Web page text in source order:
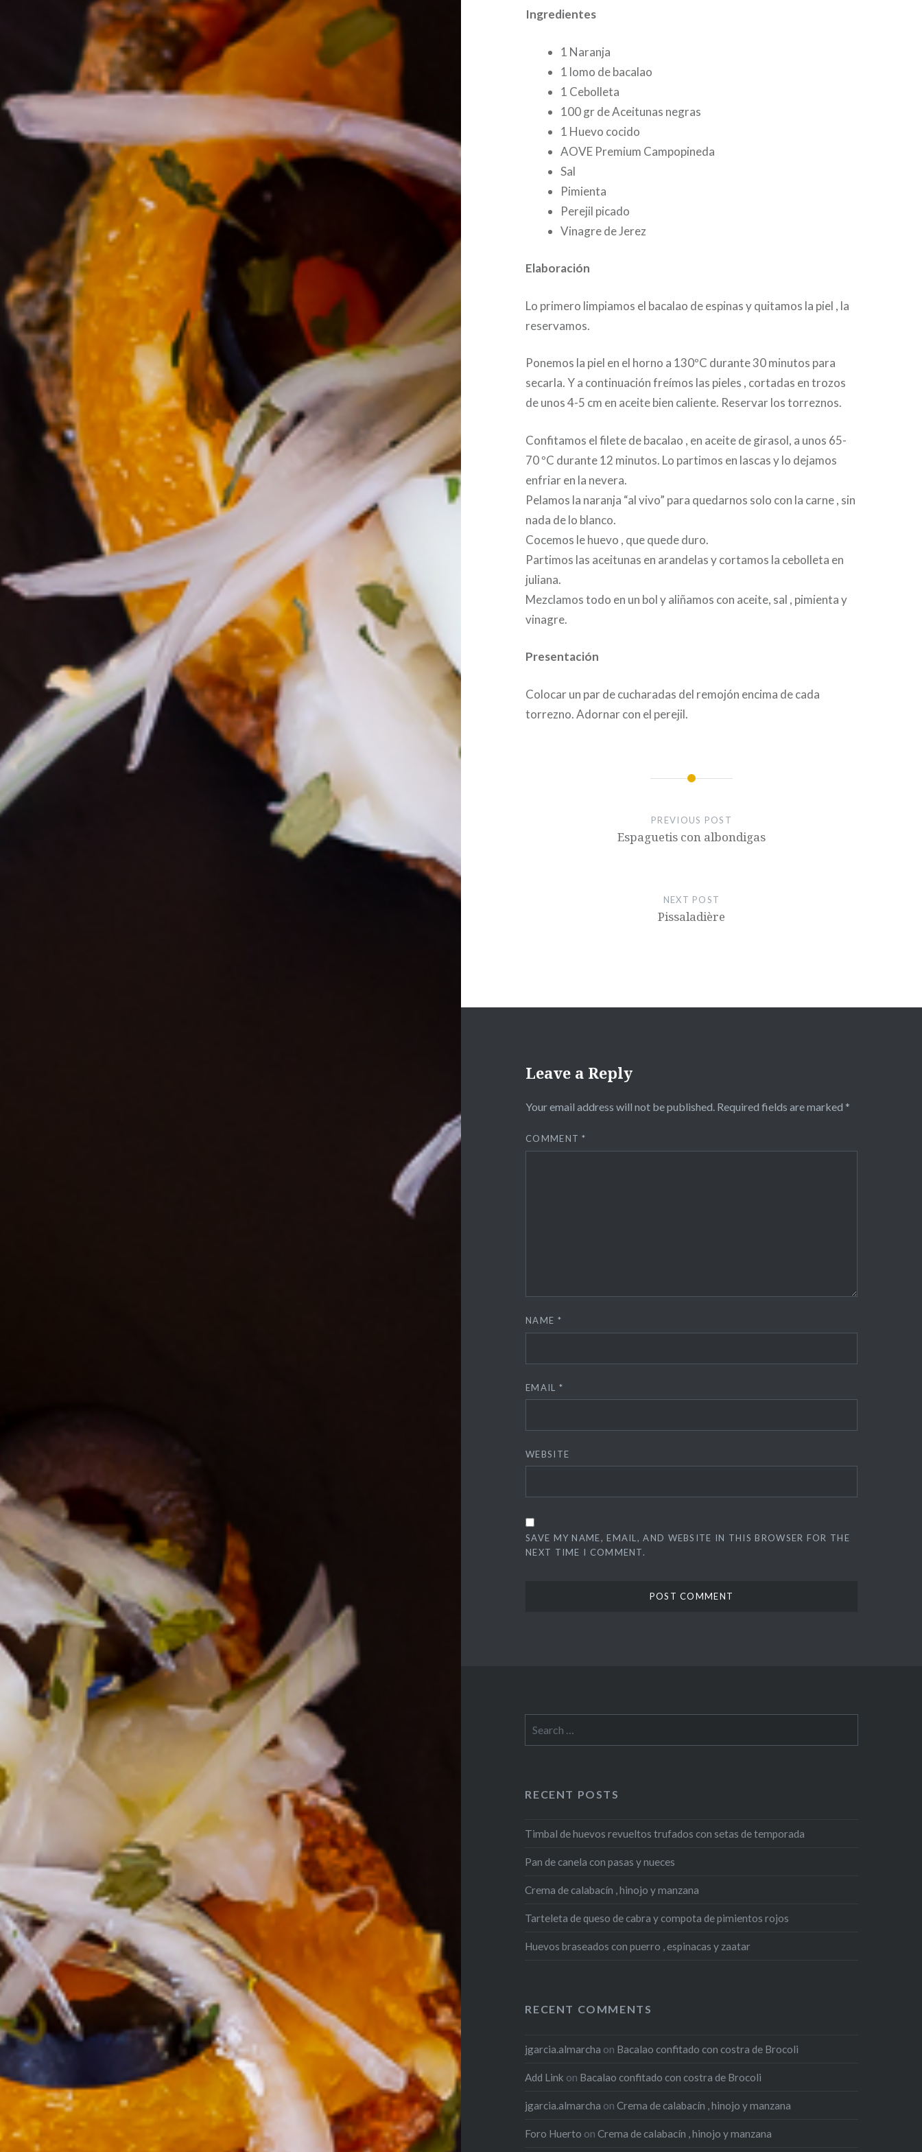
Ingredientes
1 Naranja
1 lomo de bacalao
1 Cebolleta
100 gr de Aceitunas negras
1 Huevo cocido
AOVE Premium Campopineda
Sal
Pimienta
Perejil picado
Vinagre de Jerez
Elaboración
Lo primero limpiamos el bacalao de espinas y quitamos la piel , la
reservamos.
Ponemos la piel en el horno a 130ºC durante 30 minutos para
secarla. Y a continuación freímos las pieles , cortadas en trozos
de unos 4-5 cm en aceite bien caliente. Reservar los torreznos.
Confitamos el filete de bacalao , en aceite de girasol, a unos 65-
70 ºC durante 12 minutos. Lo partimos en lascas y lo dejamos
enfriar en la nevera.
Pelamos la naranja “al vivo” para quedarnos solo con la carne , sin
nada de lo blanco.
Cocemos le huevo , que quede duro.
Partimos las aceitunas en arandelas y cortamos la cebolleta en
juliana.
Mezclamos todo en un bol y aliñamos con aceite, sal , pimienta y
vinagre.
Presentación
Colocar un par de cucharadas del remojón encima de cada
torrezno. Adornar con el perejil.
PREVIOUS POST
Espaguetis con albondigas
NEXT POST
Pissaladière
Leave a Reply
Your email address will not be published. Required fields are marked *
COMMENT*
NAME *
EMAIL *
WEBSITE
SAVE MY NAME, EMAIL, AND WEBSITE IN THIS BROWSER FOR THE
NEXT TIME I COMMENT.
for:
RECENT POSTS
Timbal de huevos revueltos trufados con setas de temporada
Pan de canela con pasas y nueces
Crema de calabacín , hinojo y manzana
Tarteleta de queso de cabra y compota de pimientos rojos
Huevos braseados con puerro , espinacas y zaatar
RECENT COMMENTS
jgarcia.almarcha on Bacalao confitado con costra de Brocoli
Add Link on Bacalao confitado con costra de Brocoli
jgarcia.almarcha onCrema de calabacín , hinojo y manzana
Foro Huerto onCrema de calabacín , hinojo y manzana